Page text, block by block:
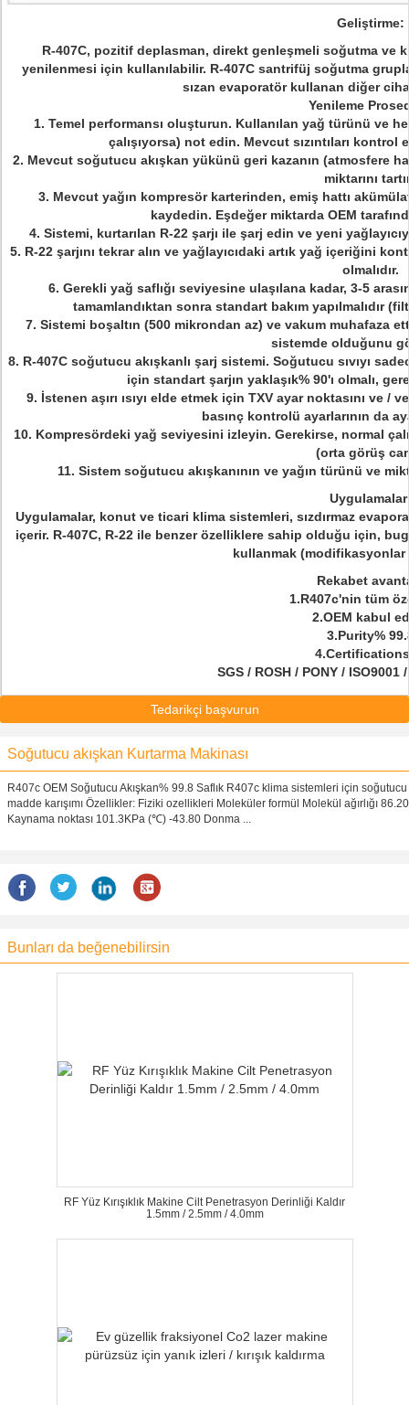
Geliştirme:
R-407C, pozitif deplasman, direkt genleşmeli soğutma ve
yenilenmesi için kullanılabilir. R-407C santrifüj soğutma
sızan evaporatör kullanan diğer
Yenileme
1. Temel performansı oluşturun. Kullanılan yağ türünü ve
çalışıyorsa) not edin. Mevcut sızıntıları
2. Mevcut soğutucu akışkan yükünü geri kazanın (atmosfere
miktarını
3. Mevcut yağın kompresör karterinden, emiş hattı
kaydedin. Eşdeğer miktarda OEM
4. Sistemi, kurtarılan R-22 şarjı ile şarj edin ve yeni
5. R-22 şarjını tekrar alın ve yağlayıcıdaki artık yağ içeriğini
olmalıdır.
6. Gerekli yağ saflığı seviyesine ulaşılana kadar, 3-5
tamamlandıktan sonra standart bakım yapılmalıdır
7. Sistemi boşaltın (500 mikrondan az) ve vakum muhafaza
sistemde olduğunu
8. R-407C soğutucu akışkanlı şarj sistemi. Soğutucu sıvıyı
için standart şarjın yaklaşık% 90'ı olmalı,
9. İstenen aşırı ısıyı elde etmek için TXV ayar noktasını ve /
basınç kontrolü ayarlarının da
10. Kompresördeki yağ seviyesini izleyin. Gerekirse, normal
(orta görüş
11. Sistem soğutucu akışkanının ve yağın türünü ve
Uygulamalar, konut ve ticari klima sistemleri, sızdırmaz
içerir. R-407C, R-22 ile benzer özelliklere sahip olduğu için,
kullanmak (modifikasyonlar
Rekabet
1.R407c'nin tüm
2.OEM kabul
3.Purity%
SGS / ROSH / PONY / ISO9001
Tedarikçi başvurun
Soğutucu akışkan Kurtarma Makinası
R407c OEM Soğutucu Akışkan% 99.8 Saflık R407c klima sistemleri için soğutucu
madde karışımı Özellikler: Fiziki ozellikleri Moleküler formül Molekül ağırlığı 86.20
Kaynama noktası 101.3KPa (℃) -43.80 Donma ...
Bunları da beğenebilirsin
RF Yüz Kırışıklık Makine Cilt Penetrasyon Derinliği Kaldır
1.5mm / 2.5mm / 4.0mm